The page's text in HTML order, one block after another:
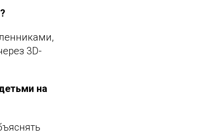
3D-
на